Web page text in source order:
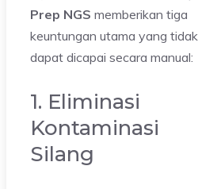
Prep NGS memberikan tiga
keuntungan utama yang tidak
dapat dicapai secara manual:
1. Eliminasi
Kontaminasi
Silang